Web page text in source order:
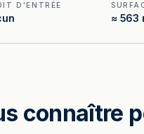
D'ENTRÉE
≈ 563
connaître